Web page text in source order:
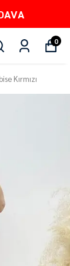
3 TAKSİT
0
Kırmızı